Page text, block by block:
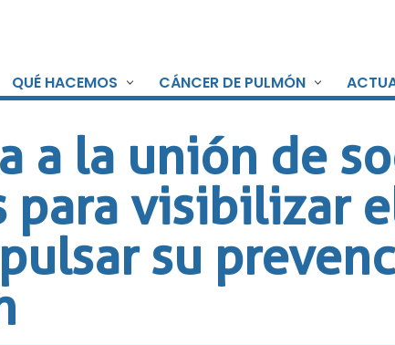
QUÉ HACEMOS CÁNCER DE PULMÓN
a la unión de
visibilizar
su